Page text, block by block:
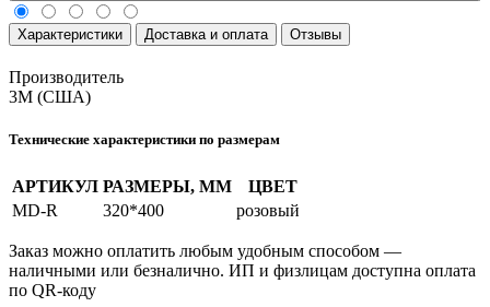
Характеристики Доставка и оплата Отзывы
Производитель
3M (США)
Технические характеристики по размерам
АРТИКУЛ РАЗМЕРЫ, ММ
ЦВЕТ
MD-R
320*400 розовый
Заказ можно оплатить любым удобным способом —
наличными или безналично. ИП и физлицам доступна оплата
по QR‑коду